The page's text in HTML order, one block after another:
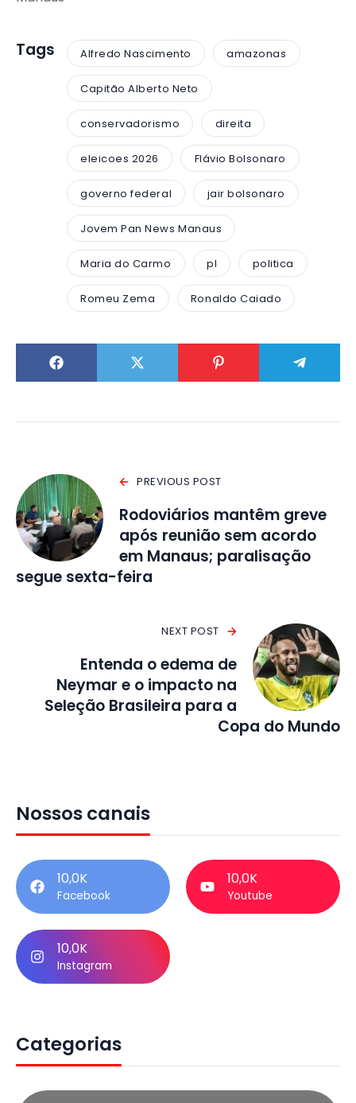
Tags Alfredo Nascimento amazonas
Capitão Alberto Neto
conservadorismo direita
eleicoes 2026 Flávio Bolsonaro
governo federal jair bolsonaro
Jovem Pan News Manaus
Maria do Carmo pl politica
Romeu Zema Ronaldo Caiado
PREVIOUS POST
Rodoviários mantêm greve
após reunião sem acordo
em Manaus; paralisação
segue sexta-feira
NEXT POST
Entenda o edema de
Neymar e o impacto na
Seleção Brasileira para a
Copa do Mundo
Nossos canais
10,0K
Facebook
10,0K
Youtube
10,0K
Instagram
Categorias